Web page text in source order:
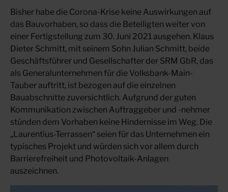
Bisher habe die Corona-Krise keine Auswirkungen auf
das Bauvorhaben, so dass die Beteiligten weiter von
einer Fertigstellung zum 30. Juni 2021 ausgehen. Klaus
Dieter Schmitt, mit seinem Sohn Julian Schmitt, beide
Geschäftsführer und Gesellschafter der SRM GbR, das
als Generalunternehmen für die Volksbank-Main-
Tauber auftritt, ist bezogen auf die einzelnen
Bauabschnitte zuversichtlich. Aufgrund der guten
Kommunikation zwischen Auftraggeber und -nehmer
stünden dem Vorhaben keine Hindernisse im Weg. Die
„Laurentius-Terrassen“ seien für das Unternehmen ein
typisches Projekt und würden sich vor allem durch
Barrierefreiheit und Photovoltaik-Anlagen
auszeichnen.